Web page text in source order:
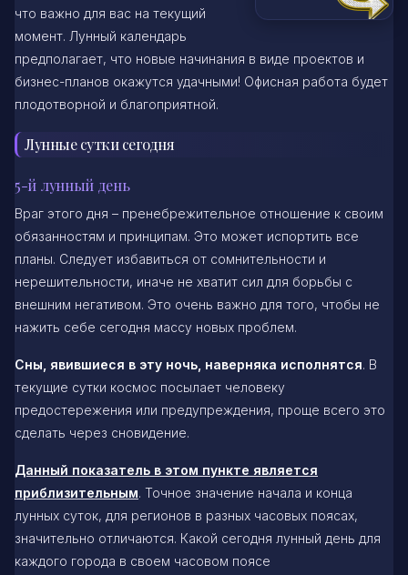
что важно для вас на текущий
момент. Лунный календарь
предполагает, что новые начинания в виде проектов и
бизнес-планов окажутся удачными! Офисная работа будет
плодотворной и благоприятной.
Лунные сутки сегодня
5-й лунный день
Враг этого дня – пренебрежительное отношение к своим
обязанностям и принципам. Это может испортить все
планы. Следует избавиться от сомнительности и
нерешительности, иначе не хватит сил для борьбы с
внешним негативом. Это очень важно для того, чтобы не
нажить себе сегодня массу новых проблем.
Сны, явившиеся в эту ночь, наверняка исполнятся. В
текущие сутки космос посылает человеку
предостережения или предупреждения, проще всего это
сделать через сновидение.
Данный показатель в этом пункте является
приблизительным. Точное значение начала и конца
лунных суток, для регионов в разных часовых поясах,
значительно отличаются. Какой сегодня лунный день для
каждого города в своем часовом поясе